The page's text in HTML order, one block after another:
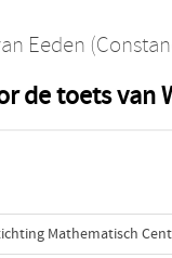
Eeden
de toets van
Mathematisch